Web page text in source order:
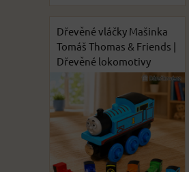
Dřevěné vláčky Mašinka
Tomáš Thomas & Friends |
Dřevěné lokomotivy